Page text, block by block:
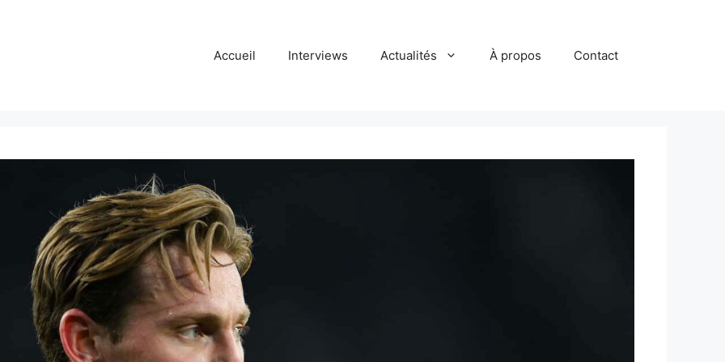
Accueil Interviews Actualités À propos Contact